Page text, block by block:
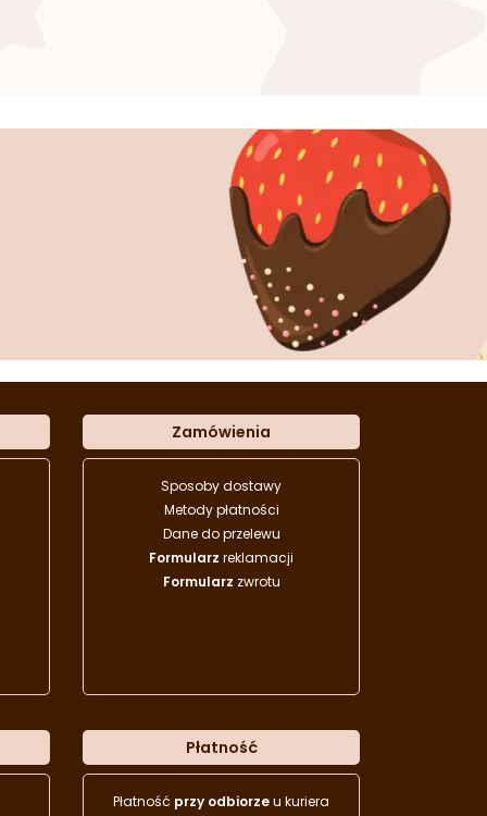
Zamówienia
Sposoby dostawy
Metody płatności
Dane do przelewu
Formularz reklamacji
Formularz zwrotu
Płatność
Płatność przy odbiorzeu kuriera